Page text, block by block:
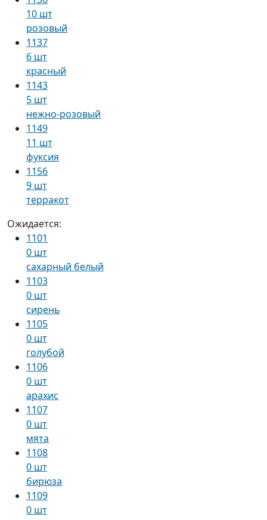
10 шт
розовый
1137
6 шт
красный
1143
5 шт
нежно-розовый
1149
11 шт
фуксия
1156
9 шт
терракот
Ожидается:
1101
0 шт
сахарный белый
1103
0 шт
сирень
1105
0 шт
голубой
1106
0 шт
арахис
1107
0 шт
мята
1108
0 шт
бирюза
1109
0 шт